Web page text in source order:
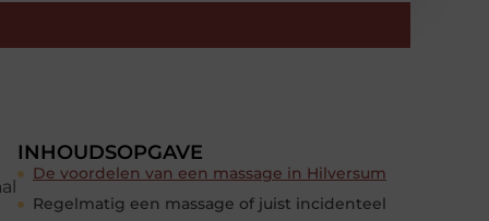
INHOUDSOPGAVE
De voordelen van een massage in Hilversum
Regelmatig een massage of juist incidenteel